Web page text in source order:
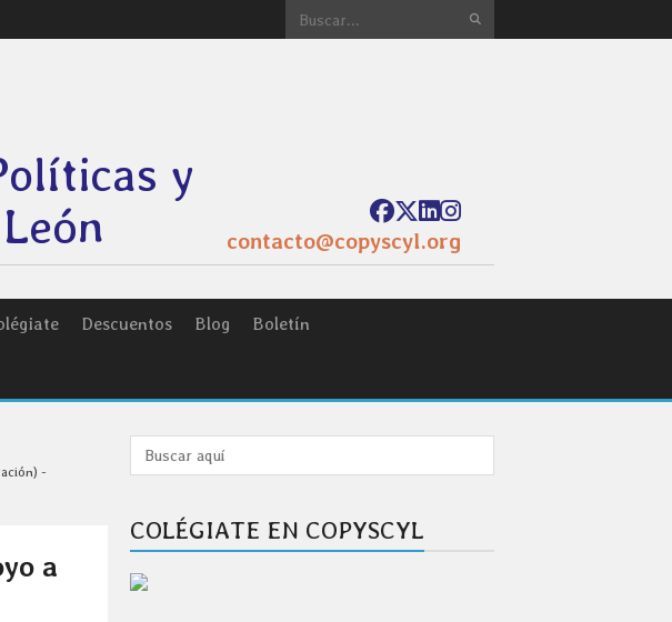
y
contacto@copyscyl.org
Descuentos Blog Boletín
-
a
COLÉGIATE EN COPYSCYL